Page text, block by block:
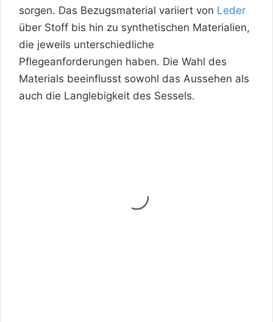
sorgen. Das Bezugsmaterial variiert von Leder
über Stoff bis hin zu synthetischen Materialien,
die jeweils unterschiedliche
Pflegeanforderungen haben. Die Wahl des
Materials beeinflusst sowohl das Aussehen als
auch die Langlebigkeit des Sessels.